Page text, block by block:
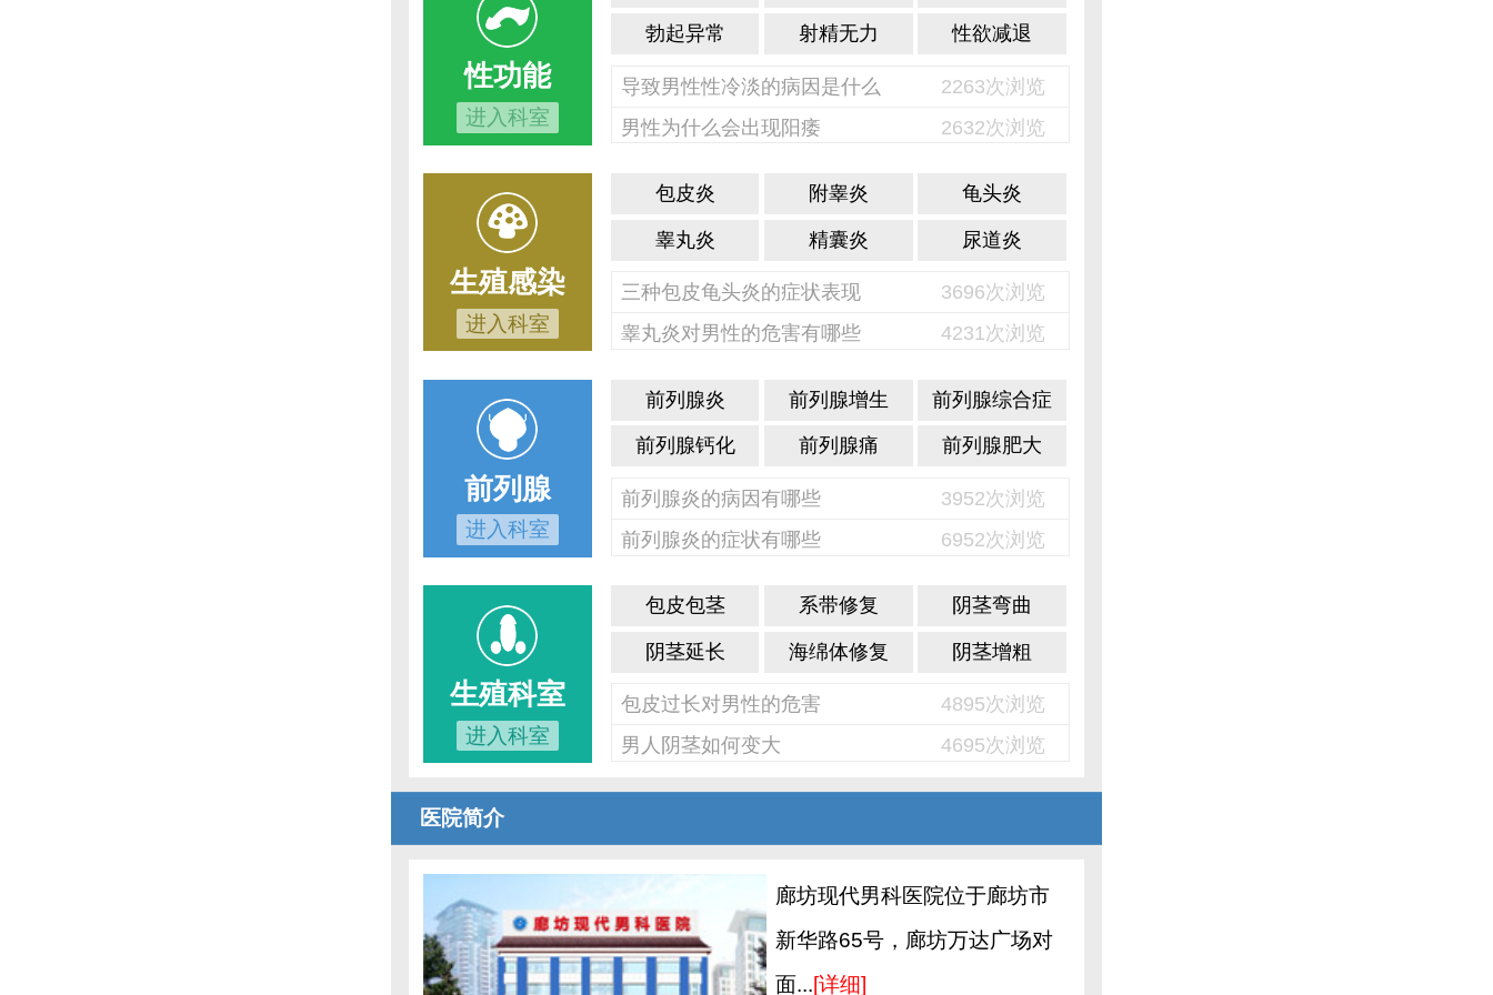
性功能
进入科室
勃起异常 射精无力 性欲减退
导致男性性冷淡的病因是什么
2263次浏览
男性为什么会出现阳痿
2632次浏览
生殖感染
进入科室
包皮炎 附睾炎 龟头炎
睾丸炎 精囊炎 尿道炎
三种包皮龟头炎的症状表现
3696次浏览
睾丸炎对男性的危害有哪些
4231次浏览
前列腺
进入科室
前列腺炎 前列腺增生 前列腺综合症
前列腺钙化 前列腺痛 前列腺肥大
前列腺炎的病因有哪些
3952次浏览
前列腺炎的症状有哪些
6952次浏览
生殖科室
进入科室
包皮包茎 系带修复 阴茎弯曲
阴茎延长 海绵体修复 阴茎增粗
包皮过长对男性的危害
4895次浏览
男人阴茎如何变大
4695次浏览
医院简介
廊坊现代男科医院位于廊坊市
新华路65号，廊坊万达广场对
面...[详细]